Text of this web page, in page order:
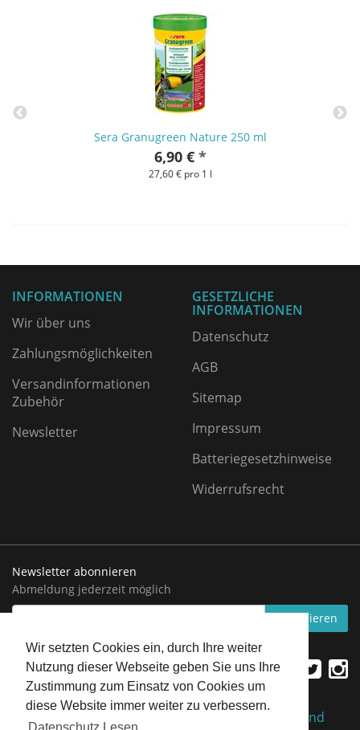
Wir setzten Cookies ein, durch Ihre weiter
Nutzung dieser Webseite geben Sie uns Ihre
Zustimmung zum Einsatz von Cookies um
diese Website immer weiter zu verbessern.
Sera Granugreen Nature 250 ml
6,90 € *
27,60 € pro 1 l
INFORMATIONEN
Wir über uns
Zahlungsmöglichkeiten
Versandinformationen
Zubehör
Newsletter
GESETZLICHE
INFORMATIONEN
Datenschutz
AGB
Sitemap
Impressum
Batteriegesetzhinweise
Widerrufsrecht
Newsletter abonnieren
Abmeldung jederzeit möglich
EMAIL-
abonnieren
Versand